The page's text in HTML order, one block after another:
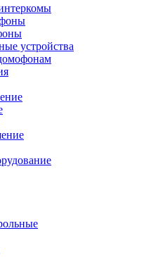
устройства